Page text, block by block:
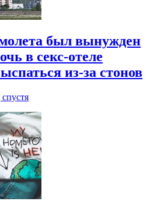
был вынужден
в секс-отеле
из-за стонов
спустя